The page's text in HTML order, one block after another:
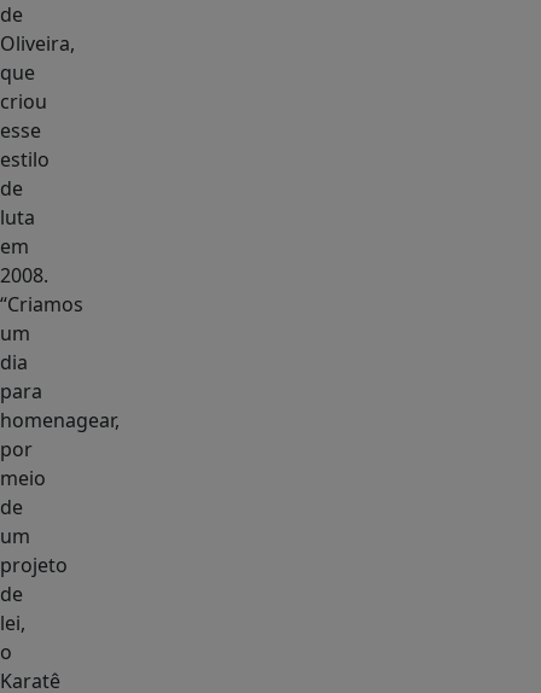
de
Oliveira,
que
criou
esse
estilo
de
luta
em
2008.
“Criamos
um
dia
para
homenagear,
por
meio
de
um
projeto
de
lei,
o
Karatê